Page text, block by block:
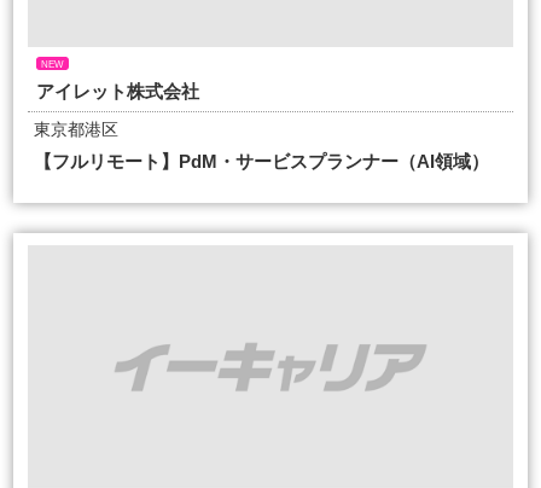
NEW
アイレット株式会社
東京都港区
【フルリモート】PdM・サービスプランナー（AI領域）